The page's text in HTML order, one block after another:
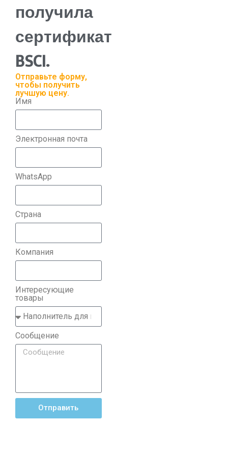
получила
сертификат
BSCI.
Отправьте форму,
чтобы получить
лучшую цену.
Имя
Электронная почта
WhatsApp
Страна
Компания
Интересующие
товары
Сообщение
Отправить